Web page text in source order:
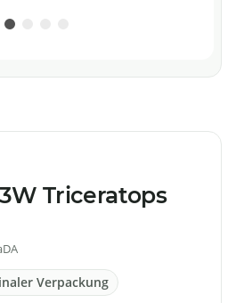
Triceratops
Verpackung